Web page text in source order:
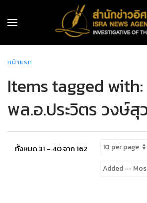
หน้าแรก
Items tagged with:
พล.อ.ประวิตร วงษ์
ทั้งหมด 31 - 40 จาก 162